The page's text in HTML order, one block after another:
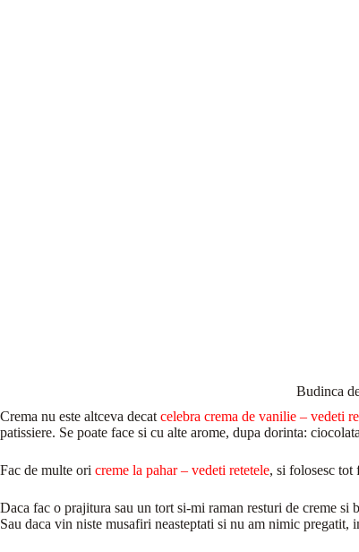
Budinca
Crema nu este altceva decat celebra crema de vanilie – vedeti
patissiere. Se poate face si cu alte arome, dupa dorinta:
Fac de multe ori creme la pahar – vedeti retetele, si folosesc tot
Daca fac o prajitura sau un tort si-mi raman resturi de creme si
Sau daca vin niste musafiri neasteptati si nu am nimic pregatit,